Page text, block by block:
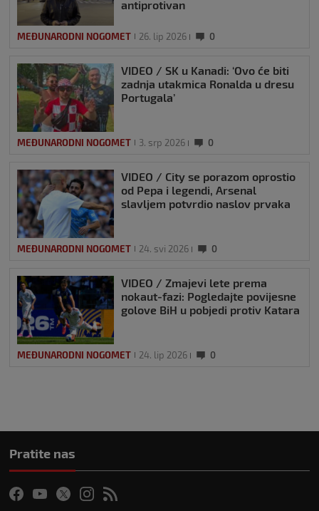
antiprotivan
MEĐUNARODNI NOGOMET 26. lip 2026 0
VIDEO / SK u Kanadi: ‘Ovo će biti
zadnja utakmica Ronalda u dresu
Portugala’
MEĐUNARODNI NOGOMET 3. srp 2026 0
VIDEO / City se porazom oprostio
od Pepa i legendi, Arsenal
slavljem potvrdio naslov prvaka
MEĐUNARODNI NOGOMET 24. svi 2026 0
VIDEO / Zmajevi lete prema
nokaut-fazi: Pogledajte povijesne
golove BiH u pobjedi protiv Katara
MEĐUNARODNI NOGOMET 24. lip 2026 0
Pratite nas